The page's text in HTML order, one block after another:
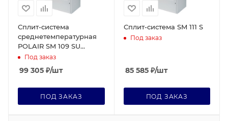
Сплит-система
среднетемпературная
POLAIR SM 109 SU
(нержавеющая)
Под заказ
99 305 ₽/шт
ПОД ЗАКАЗ
Сплит-система SM 111 S
Под заказ
85 585₽/шт
ПОД ЗАКАЗ